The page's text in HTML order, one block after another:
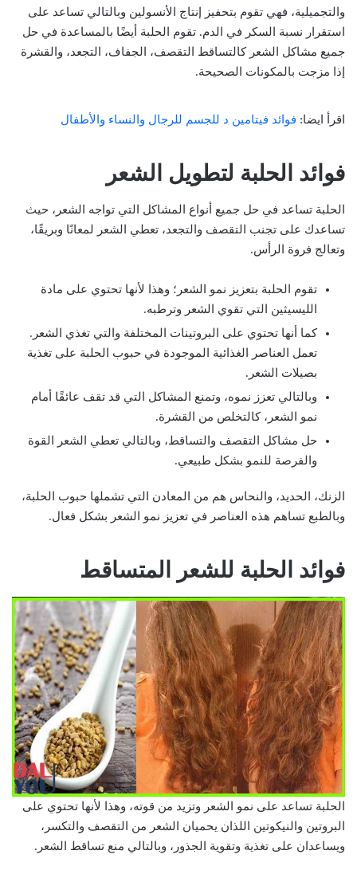
والتجميلية، فهي تقوم بتحفيز إنتاج الأنسولين وبالتالي تساعد على
استقرار نسبة السكر في الدم. تقوم الحلبة أيضًا بالمساعدة في حل
جميع مشاكل الشعر كالتساقط التقصف، الجفاف، التجعد، والقشرة
إذا مزجت بالمكونات الصحيحة.
اقرأ ايضا: فوائد فيتامين د للجسم للرجال والنساء والأطفال
فوائد الحلبة لتطويل الشعر
الحلبة تساعد في حل جميع أنواع المشاكل التي تواجه الشعر، حيث
تساعدك على تجنب التقصف والتجعد، تعطي الشعر لمعانًا وبريقًا،
وتعالج فروة الرأس.
تقوم الحلبة بتعزيز نمو الشعر؛ وهذا لأنها تحتوي على مادة
الليسيثين التي تقوي الشعر وترطبه.
كما أنها تحتوي على البروتينات المختلفة والتي تغذي الشعر.
تعمل العناصر الغذائية الموجودة في حبوب الحلبة على تغذية
بصيلات الشعر.
وبالتالي تعزز نموه، وتمنع المشاكل التي قد تقف عائقًا أمام
نمو الشعر، كالتخلص من القشرة.
حل مشاكل التقصف والتساقط، وبالتالي تعطي الشعر القوة
والفرصة للنمو بشكل طبيعي.
الزنك، الحديد، والنحاس هم من المعادن التي تشملها حبوب الحلبة،
وبالطبع تساهم هذه العناصر في تعزيز نمو الشعر بشكل فعال.
فوائد الحلبة للشعر المتساقط
الحلبة تساعد على نمو الشعر وتزيد من قوته، وهذا لأنها تحتوي على
البروتين والنيكوتين اللذان يحميان الشعر من التقصف والتكسر،
ويساعدان على تغذية وتقوية الجذور، وبالتالي منع تساقط الشعر.